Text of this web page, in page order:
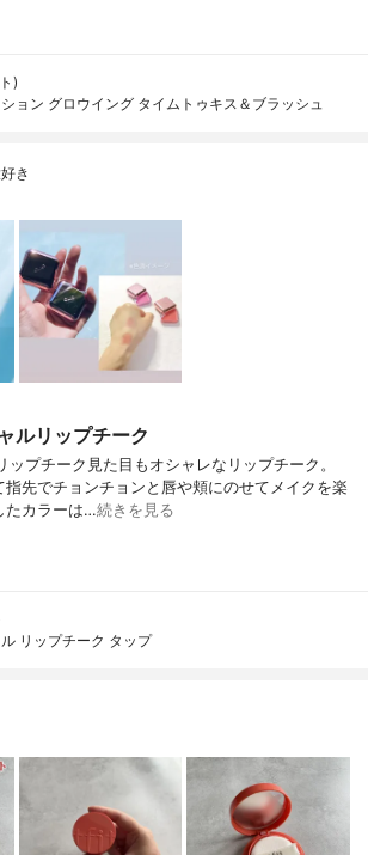
)
ョン グロウイング タイムトゥキス＆ブラッシュ
き
ルリップチーク
ップチーク見た目もオシャレなリップチーク。
指先でチョンチョンと唇や頬にのせてメイクを楽
たカラーは…続きを見る
リップチーク タップ